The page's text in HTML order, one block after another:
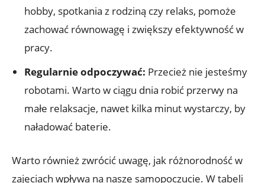
hobby, spotkania z rodziną czy relaks, pomoże
zachować równowagę i zwiększy efektywność w
pracy.
Regularnie odpoczywać: Przecież nie jesteśmy
robotami. Warto w ciągu dnia robić przerwy na
małe relaksacje, nawet kilka minut wystarczy, by
naładować baterie.
Warto również zwrócić uwagę, jak różnorodność w
zajęciach wpływa na nasze samopoczucie. W tabeli